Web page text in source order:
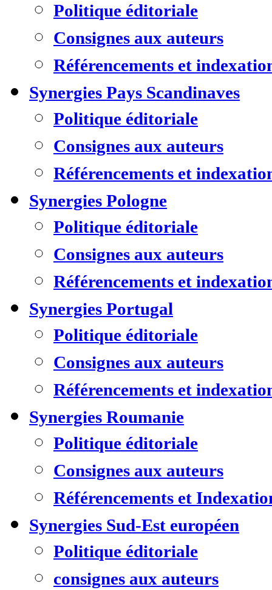
Politique éditoriale
Consignes aux auteurs
Référencements et
Synergies Pays Scandinaves
Politique éditoriale
Consignes aux auteurs
Référencements et
Synergies Pologne
Politique éditoriale
Consignes aux auteurs
Référencements et
Synergies Portugal
Politique éditoriale
Consignes aux auteurs
Référencements et
Synergies Roumanie
Politique éditoriale
Consignes aux auteurs
Référencements et
Synergies Sud-Est européen
Politique éditoriale
consignes aux auteurs